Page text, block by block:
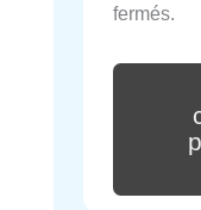
fermés.